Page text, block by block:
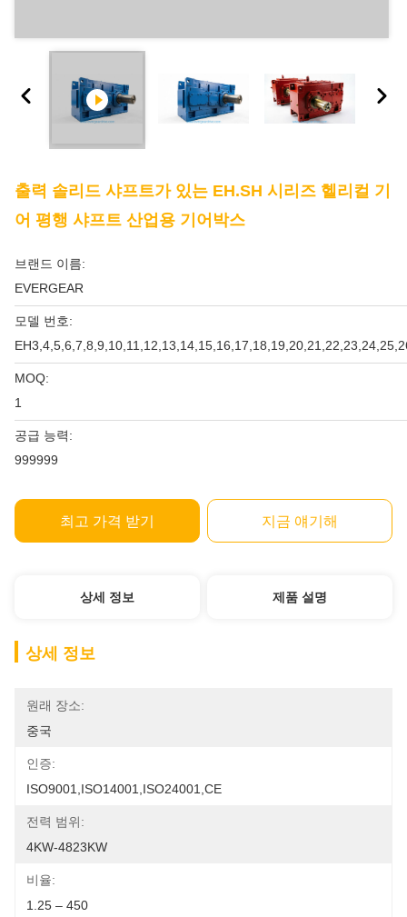
출력 솔리드 샤프트가 있는 EH.SH 시리즈 헬리컬 기
어 평행 샤프트 산업용 기어박스
브랜드 이름:
EVERGEAR
모델 번호:
MOQ:
1
공급 능력:
999999
최고 가격 받기 지금 얘기해
상세 정보 제품 설명
상세 정보
원래 장소:
중국
인증:
ISO9001,ISO14001,ISO24001,CE
전력 범위:
4KW-4823KW
비율:
1.25 – 450